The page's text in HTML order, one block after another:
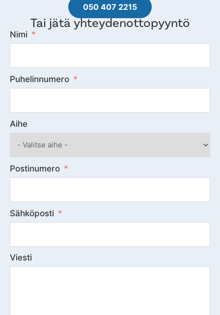
050 407 2215
Tai jätä yhteydenottopyyntö
Nimi
Puhelinnumero
Aihe
Postinumero
Sähköposti
Viesti